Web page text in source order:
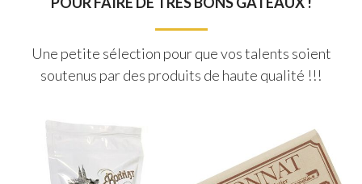
Une petite sélection pour que vos talents soient
soutenus par des produits de haute qualité !!!